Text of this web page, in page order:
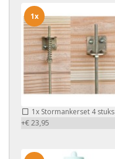
1x Stormankerset 4 stuks
+€ 23,95
1x